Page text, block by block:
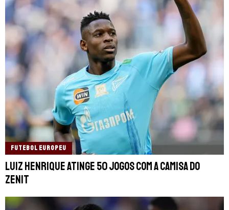
FUTEBOL EUROPEU
Luiz Henrique atinge 50 jogos com a camisa do
Zenit